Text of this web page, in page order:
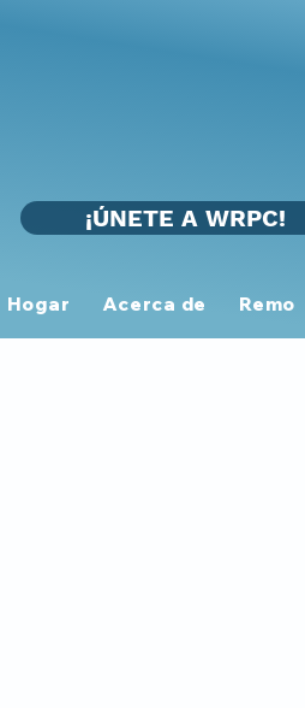
¡ÚNETE A WRPC!
Hogar Acerca de Remo